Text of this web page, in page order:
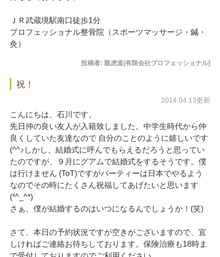
ＪＲ武蔵境駅南口徒歩1分
プロフェッショナル整骨院（スポーツマッサージ・鍼・
灸）
投稿者: 龍虎道(有限会社プロフェッショナル)
祝！
2014.04.13更新
こんにちは、石川です。
先日仲の良い友人が入籍致しました。中学生時代から仲
良くしていた友達なので 自分のことのように嬉しいです
(^^♪しかし、結婚式に呼んでもらえるだろうと思ってい
たのですが、９月にグアムで結婚式をするそうです。僕
は行けません (ToT)ですがパーティーは日本でやるよう
なのでその時にたくさん祝福してあげたいと思います
(*^_^*)
さぁ、僕が結婚するのはいつになるんでしょうか！(笑)
さて、本日の予約状況ですが空きがございますので、宜
しければご連絡お待ちしております。保険治療も18時ま